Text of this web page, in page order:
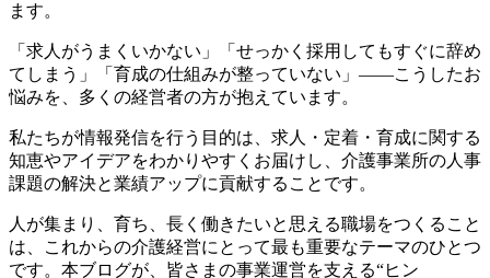
ます。
「求人がうまくいかない」「せっかく採用してもすぐに辞め
てしまう」「育成の仕組みが整っていない」――こうしたお
悩みを、多くの経営者の方が抱えています。
私たちが情報発信を行う目的は、求人・定着・育成に関する
知恵やアイデアをわかりやすくお届けし、介護事業所の人事
課題の解決と業績アップに貢献することです。
人が集まり、育ち、長く働きたいと思える職場をつくること
は、これからの介護経営にとって最も重要なテーマのひとつ
です。本ブログが、皆さまの事業運営を支える“ヒン